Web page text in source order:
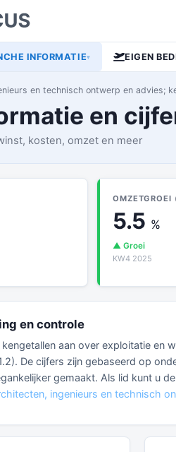
INFORMATIE▾ EIGEN
en technisch ontwerp en advies;
en
kosten, omzet en meer
OMZETGROEI
5.5 %
▲ Groei
KW4 2025
en controle
aan over exploitatie en
De cijfers zijn gebaseerd op
gemaakt. Als lid kunt u
ingenieurs en technisch